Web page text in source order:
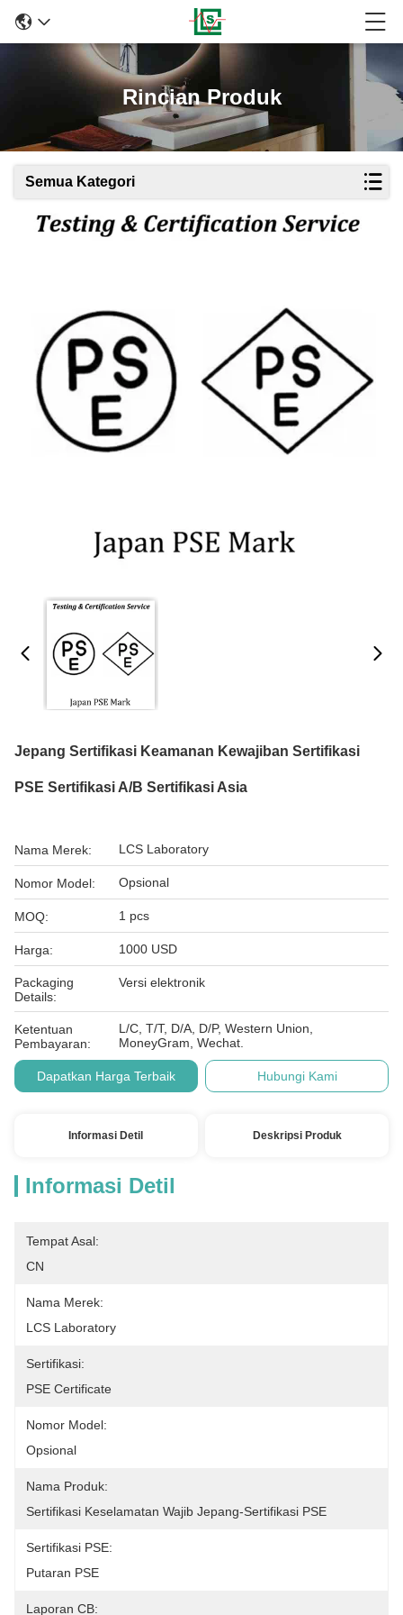
Rincian Produk
Semua Kategori
Jepang Sertifikasi Keamanan Kewajiban Sertifikasi
PSE Sertifikasi A/B Sertifikasi Asia
Nama Merek: LCS Laboratory
Nomor Model: Opsional
MOQ: 1 pcs
Harga: 1000 USD
Packaging
Details:
Versi elektronik
Ketentuan
Pembayaran:
L/C, T/T, D/A, D/P, Western Union,
MoneyGram, Wechat.
Dapatkan Harga Terbaik Hubungi Kami
Informasi Detil Deskripsi Produk
Informasi Detil
Tempat Asal:
CN
Nama Merek:
LCS Laboratory
Sertifikasi:
PSE Certificate
Nomor Model:
Opsional
Nama Produk:
Sertifikasi Keselamatan Wajib Jepang-Sertifikasi PSE
Sertifikasi PSE:
Putaran PSE
Laporan CB: